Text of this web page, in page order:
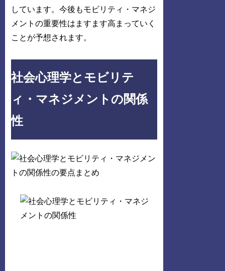
しています。今後もモビリティ・マネジ
メントの重要性はますます高まっていく
ことが予想されます。
社会心理学とモビリテ
ィ・マネジメントの関係
性